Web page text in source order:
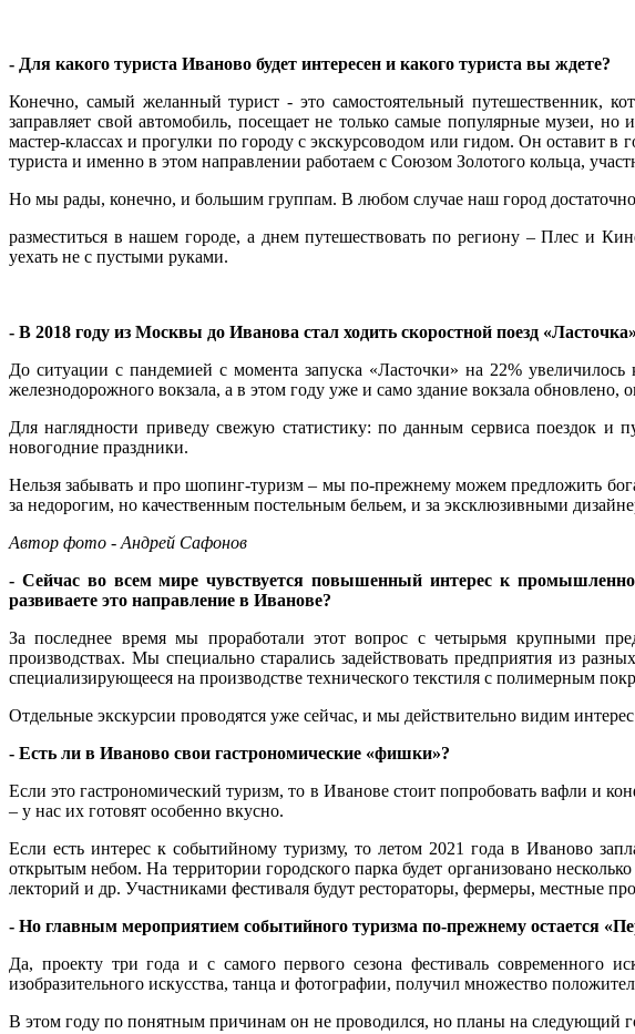
- Для какого туриста Иваново будет интересен и какого туриста вы ждете?
Конечно, самый желанный турист - это самостоятельный путешественник,
заправляет свой автомобиль, посещает не только самые популярные музеи,
мастер-классах и прогулки по городу с экскурсоводом или гидом. Он оставит
туриста и именно в этом направлении работаем с Союзом Золотого кольца,
Но мы рады, конечно, и большим группам. В любом случае наш город
разместиться в нашем городе, а днем путешествовать по региону – Плес и
уехать не с пустыми руками.
- В 2018 году из Москвы до Иванова стал ходить скоростной поезд
До ситуации с пандемией с момента запуска «Ласточки» на 22%
железнодорожного вокзала, а в этом году уже и само здание вокзала обновлено,
Для наглядности приведу свежую статистику: по данным сервиса поездок
новогодние праздники.
Нельзя забывать и про шопинг-туризм – мы по-прежнему можем предложить
за недорогим, но качественным постельным бельем, и за эксклюзивными
Автор фото - Андрей Сафонов
- Сейчас во всем мире чувствуется повышенный интерес к
развиваете это направление в Иванове?
За последнее время мы проработали этот вопрос с четырьмя крупными
производствах. Мы специально старались задействовать предприятия из
специализирующееся на производстве технического текстиля с полимерным
Отдельные экскурсии проводятся уже сейчас, и мы действительно видим
- Есть ли в Иваново свои гастрономические «фишки»?
Если это гастрономический туризм, то в Иванове стоит попробовать вафли и
– у нас их готовят особенно вкусно.
Если есть интерес к событийному туризму, то летом 2021 года в Иваново
открытым небом. На территории городского парка будет организовано
лекторий и др. Участниками фестиваля будут рестораторы, фермеры, местные
- Но главным мероприятием событийного туризма по-прежнему остается
Да, проекту три года и с самого первого сезона фестиваль современного
изобразительного искусства, танца и фотографии, получил множество
В этом году по понятным причинам он не проводился, но планы на следующий